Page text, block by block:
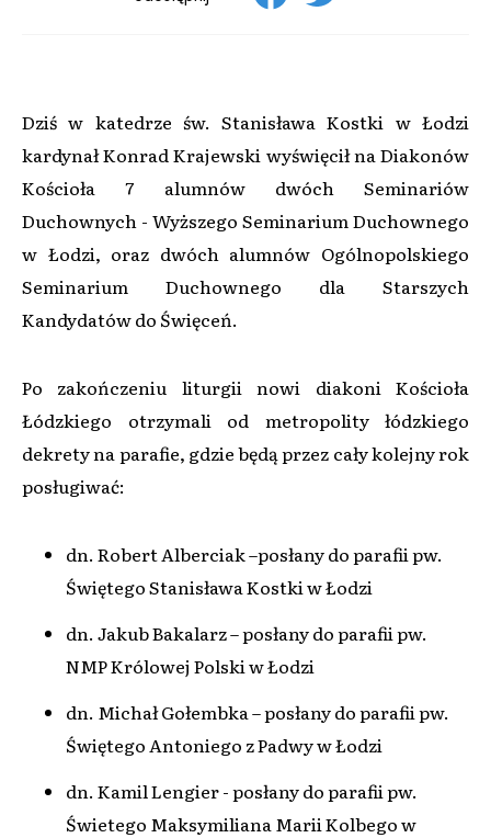
Dziś w katedrze św. Stanisława Kostki w Łodzi
kardynał Konrad Krajewski wyświęcił na Diakonów
Kościoła 7 alumnów dwóch Seminariów
Duchownych - Wyższego Seminarium Duchownego
w Łodzi, oraz dwóch alumnów Ogólnopolskiego
Seminarium Duchownego dla Starszych
Kandydatów do Święceń.
Po zakończeniu liturgii nowi diakoni Kościoła
Łódzkiego otrzymali od metropolity łódzkiego
dekrety na parafie, gdzie będą przez cały kolejny rok
posługiwać:
dn. Robert Alberciak –posłany do parafii pw.
Świętego Stanisława Kostki w Łodzi
dn. Jakub Bakalarz – posłany do parafii pw.
NMP Królowej Polski w Łodzi
dn. Michał Gołembka – posłany do parafii pw.
Świętego Antoniego z Padwy w Łodzi
dn. Kamil Lengier - posłany do parafii pw.
Świetego Maksymiliana Marii Kolbego w